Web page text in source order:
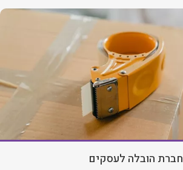
חברת הובלה לעסקים